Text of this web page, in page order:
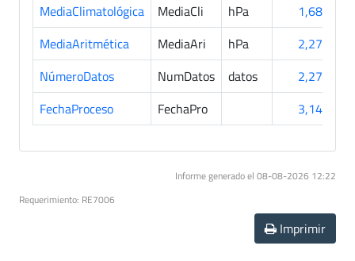
MediaClimatológica MediaCli hPa
1,686
MediaAritmética
MediaAri hPa
2,275
NúmeroDatos
NumDatos datos
2,275
FechaProceso
FechaPro 3,141
Informe generado el 08-08-2026 12:22
Requerimiento: RE7006
Imprimir